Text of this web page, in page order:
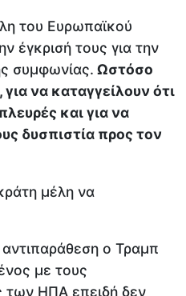
του Ευρωπαϊκού
έγκρισή τους για την
συμφωνίας. Ωστόσο
να καταγγείλουν ότι
και για να
δυσπιστία προς τον
μέλη να
ο Τραμπ
με τους
των ΗΠΑ επειδή δεν